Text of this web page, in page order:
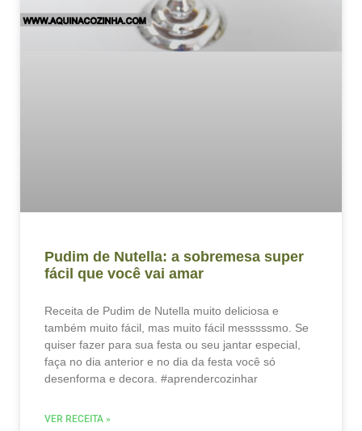
Pudim de Nutella: a sobremesa super
fácil que você vai amar
Receita de Pudim de Nutella muito deliciosa e
também muito fácil, mas muito fácil messsssmo. Se
quiser fazer para sua festa ou seu jantar especial,
faça no dia anterior e no dia da festa você só
desenforma e decora. #aprendercozinhar
VER RECEITA »